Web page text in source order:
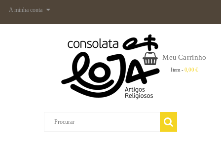
A minha conta
Meu Carrinho
Item - 0,00 €